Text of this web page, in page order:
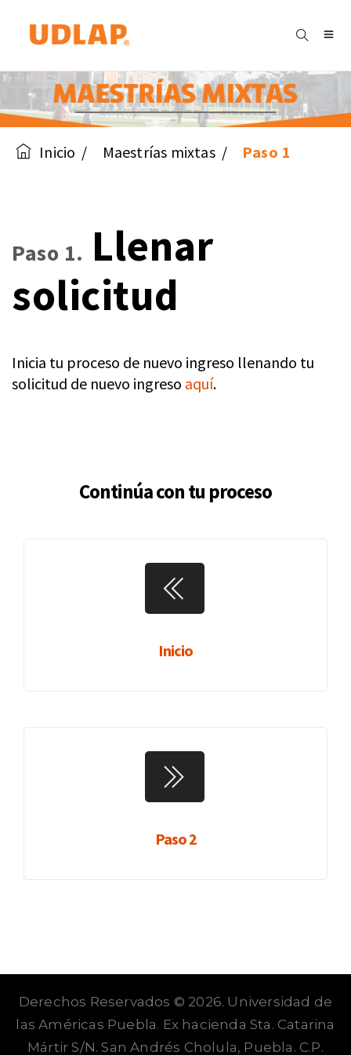
Inicio Maestrías mixtas Paso 1
Paso 1. Llenar
solicitud
Inicia tu proceso de nuevo ingreso llenando tu
solicitud de nuevo ingreso aquí.
Continúa con tu proceso
Inicio
Paso 2
Derechos Reservados © 2026. Universidad de
las Américas Puebla. Ex hacienda Sta. Catarina
Mártir S/N. San Andrés Cholula, Puebla. C.P.